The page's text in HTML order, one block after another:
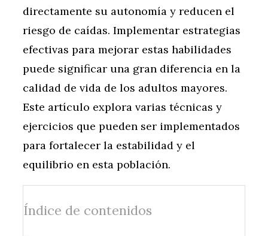
directamente su autonomía y reducen el
riesgo de caídas. Implementar estrategias
efectivas para mejorar estas habilidades
puede significar una gran diferencia en la
calidad de vida de los adultos mayores.
Este artículo explora varias técnicas y
ejercicios que pueden ser implementados
para fortalecer la estabilidad y el
equilibrio en esta población.
Índice de contenidos